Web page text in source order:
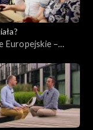
Europejskie –